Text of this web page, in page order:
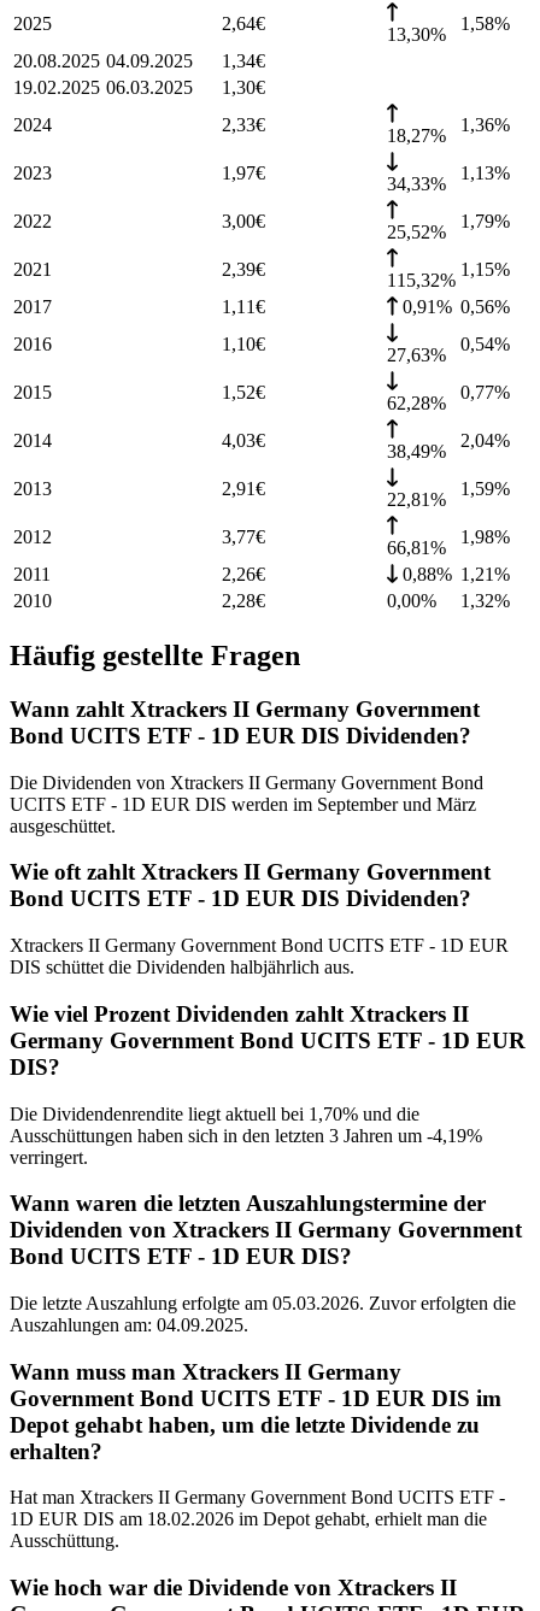
2025
2,64€
13,30%
1,58%
20.08.2025 04.09.2025 1,34€
19.02.2025 06.03.2025 1,30€
2024
2,33€
18,27%
1,36%
2023 1,97€
34,33%
1,13%
2022 3,00€
25,52%
1,79%
2021 2,39€
115,32%
1,15%
2017
1,11€ 0,91% 0,56%
2016
1,10€
27,63%
0,54%
2015 1,52€
62,28%
0,77%
2014 4,03€
38,49%
2,04%
2013 2,91€
22,81%
1,59%
2012 3,77€
66,81%
1,98%
2011
2,26€ 0,88% 1,21%
2010
2,28€ 0,00% 1,32%
Häufig gestellte Fragen
Wann zahlt Xtrackers II Germany Government
Bond UCITS ETF - 1D EUR DIS Dividenden?
Die Dividenden von Xtrackers II Germany Government Bond
UCITS ETF - 1D EUR DIS werden im September und März
ausgeschüttet.
Wie oft zahlt Xtrackers II Germany Government
Bond UCITS ETF - 1D EUR DIS Dividenden?
Xtrackers II Germany Government Bond UCITS ETF - 1D EUR
DIS schüttet die Dividenden halbjährlich aus.
Wie viel Prozent Dividenden zahlt Xtrackers II
Germany Government Bond UCITS ETF - 1D EUR
DIS?
Die Dividendenrendite liegt aktuell bei 1,70% und die
Ausschüttungen haben sich in den letzten 3 Jahren um -4,19%
verringert.
Wann waren die letzten Auszahlungstermine der
Dividenden von Xtrackers II Germany Government
Bond UCITS ETF - 1D EUR DIS?
Die letzte Auszahlung erfolgte am 05.03.2026. Zuvor erfolgten die
Auszahlungen am: 04.09.2025.
Wann muss man Xtrackers II Germany
Government Bond UCITS ETF - 1D EUR DIS im
Depot gehabt haben, um die letzte Dividende zu
erhalten?
Hat man Xtrackers II Germany Government Bond UCITS ETF -
1D EUR DIS am 18.02.2026 im Depot gehabt, erhielt man die
Ausschüttung.
Wie hoch war die Dividende von Xtrackers II